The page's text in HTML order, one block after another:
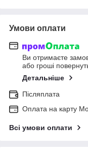
Умови оплати
Ви отримаєте
або гроші
Детальніше
Післяплата
Оплата на карту
Всі умови оплати